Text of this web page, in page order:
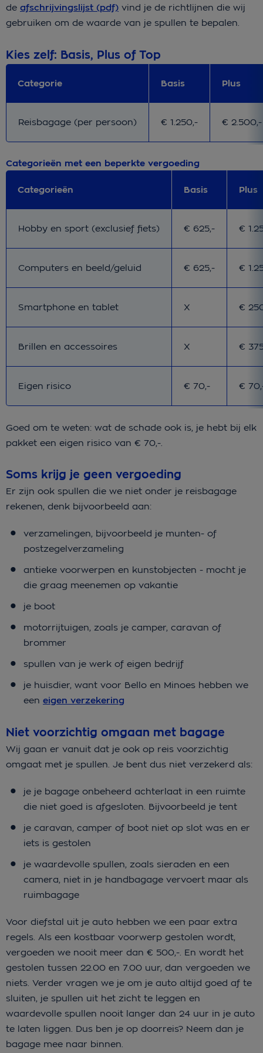
de afschrijvingslijst (pdf) vind je de richtlijnen die wij
gebruiken om de waarde van je spullen te bepalen.
Kies zelf: Basis, Plus of Top
Categorie Basis Plus
Reisbagage (per persoon) Basis
€ 1.250,- Plus
€ 2.500,-
Categorieën met een beperkte vergoeding
Categorieën Basis Plus
Hobby en sport (exclusief fiets) Basis
€ 625,- Plus
€
Computers en beeld/geluid Basis
€ 625,- Plus
€
Smartphone en tablet Basis
X Plus
€
Brillen en accessoires Basis
X Plus
€
Eigen risico Basis
€ 70,- Plus
€
Goed om te weten: wat de schade ook is, je hebt bij elk
pakket een eigen risico van € 70,-.
Soms krijg je geen vergoeding
Er zijn ook spullen die we niet onder je reisbagage
rekenen, denk bijvoorbeeld aan:
verzamelingen, bijvoorbeeld je munten- of
postzegelverzameling
antieke voorwerpen en kunstobjecten - mocht je
die graag meenemen op vakantie
je boot
motorrijtuigen, zoals je camper, caravan of
brommer
spullen van je werk of eigen bedrijf
je huisdier, want voor Bello en Minoes hebben we
een eigen verzekering
Niet voorzichtig omgaan met bagage
Wij gaan er vanuit dat je ook op reis voorzichtig
omgaat met je spullen. Je bent dus niet verzekerd als:
je je bagage onbeheerd achterlaat in een ruimte
die niet goed is afgesloten. Bijvoorbeeld je tent
je caravan, camper of boot niet op slot was en er
iets is gestolen
je waardevolle spullen, zoals sieraden en een
camera, niet in je handbagage vervoert maar als
ruimbagage
Voor diefstal uit je auto hebben we een paar extra
regels. Als een kostbaar voorwerp gestolen wordt,
vergoeden we nooit meer dan € 500,-. En wordt het
gestolen tussen 22.00 en 7.00 uur, dan vergoeden we
niets. Verder vragen we je om je auto altijd goed af te
sluiten, je spullen uit het zicht te leggen en
waardevolle spullen nooit langer dan 24 uur in je auto
te laten liggen. Dus ben je op doorreis? Neem dan je
bagage mee naar binnen.